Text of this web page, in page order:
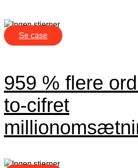
Se case
959 % flere
to-cifret